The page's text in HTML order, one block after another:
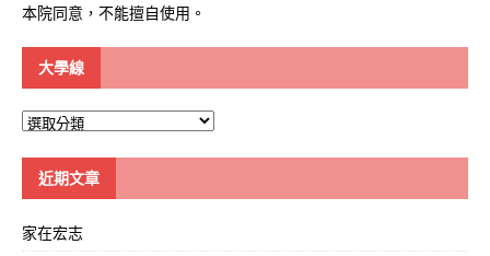
本院同意，不能擅自使用。
大學線
大
近期文章
家在宏志